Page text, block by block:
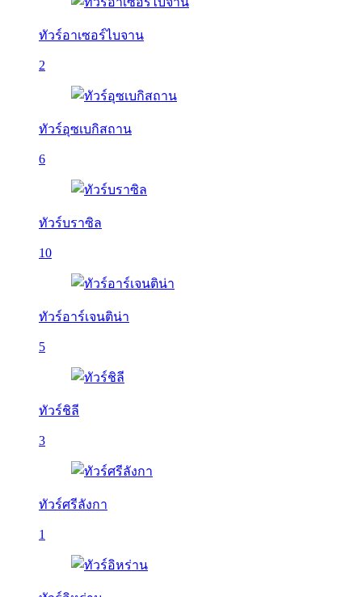
ทัวร์อาเซอร์ไบจาน
2
ทัวร์อุซเบกิสถาน
6
ทัวร์บราซิล
10
ทัวร์อาร์เจนติน่า
5
ทัวร์ชิลี
3
ทัวร์ศรีลังกา
1